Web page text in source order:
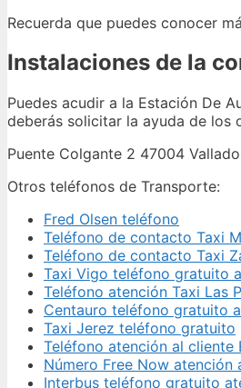
Recuerda que puedes conocer
Instalaciones de la
Puedes acudir a la Estación De
deberás solicitar la ayuda de los
Puente Colgante 2 47004
Otros teléfonos de Transporte:
Fred Olsen teléfono
Teléfono de contacto Taxi
Teléfono de contacto Taxi
Taxi Vigo teléfono gratuito
Teléfono atención Taxi Las
Centauro teléfono gratuito
Taxi Jerez teléfono gratuito
Teléfono atención al cliente
Número Free Now atención
Interbus teléfono gratuito